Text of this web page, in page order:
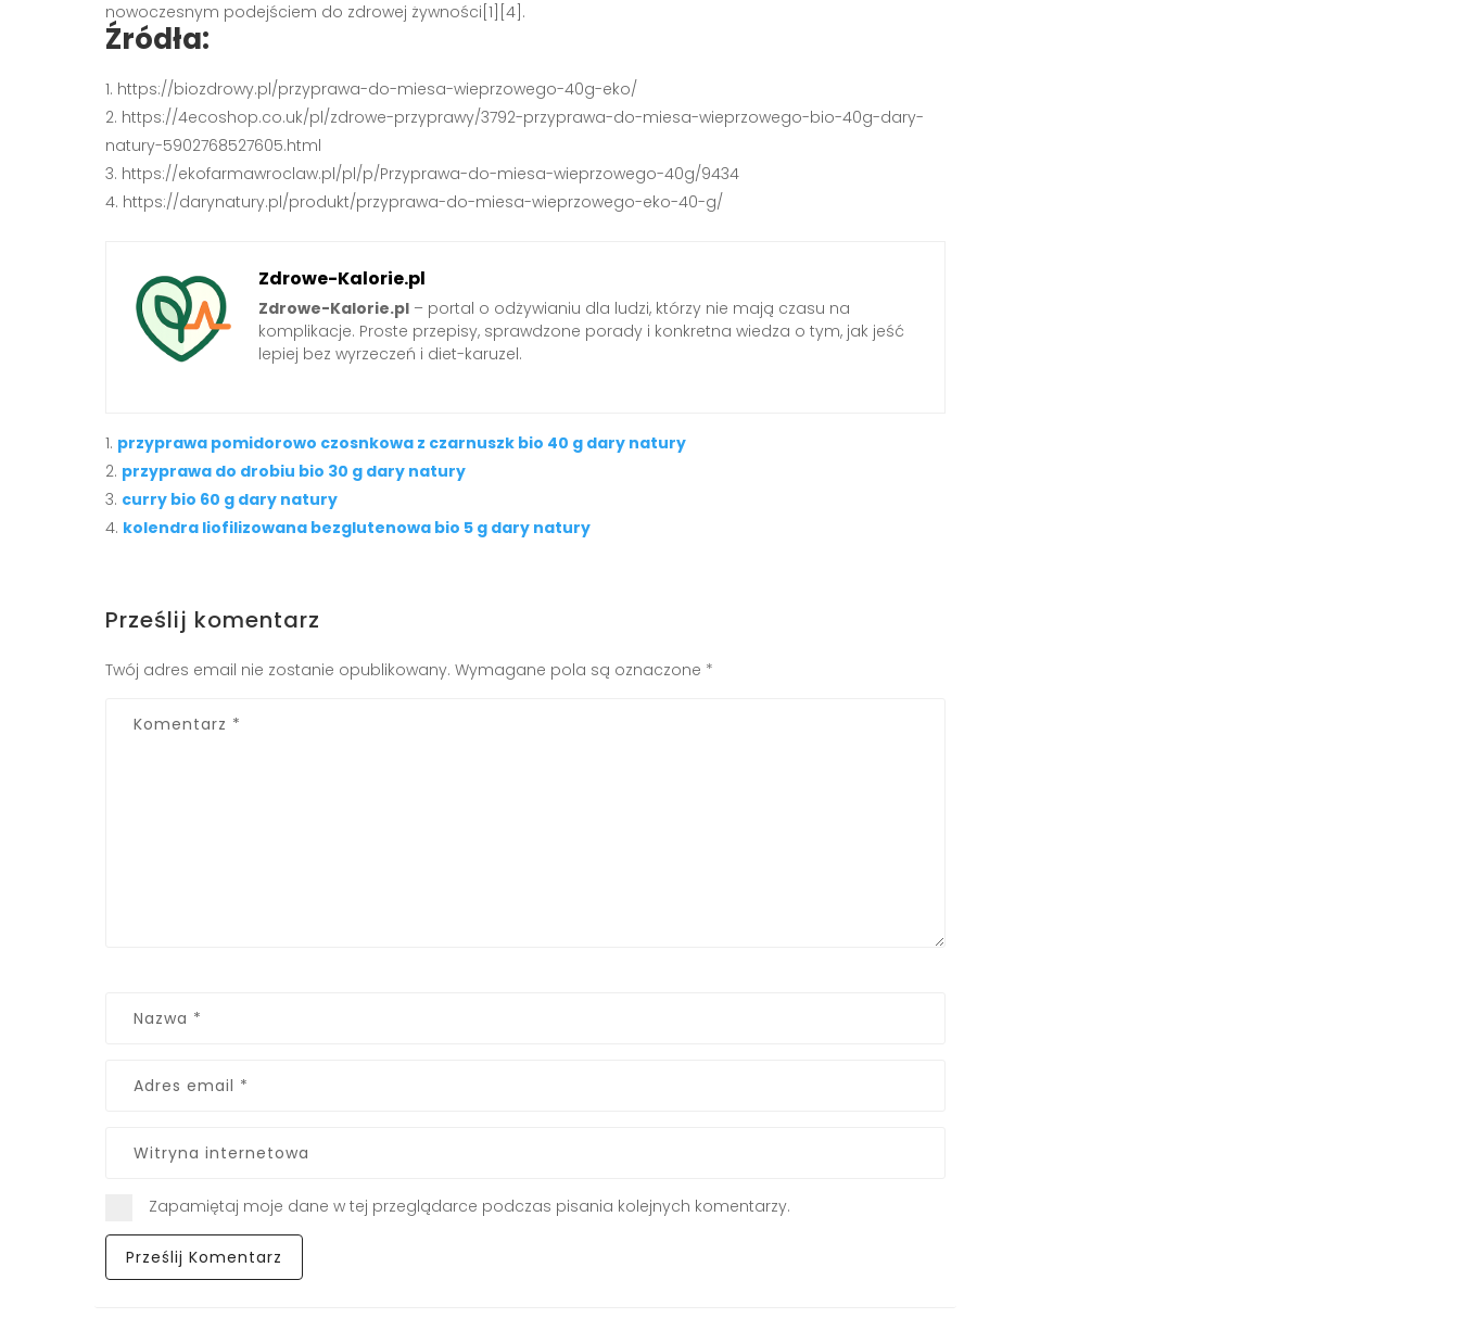
nowoczesnym podejściem do zdrowej żywności[1][4].
Źródła:
https://biozdrowy.pl/przyprawa-do-miesa-wieprzowego-40g-eko/
https://4ecoshop.co.uk/pl/zdrowe-przyprawy/3792-przyprawa-do-miesa-wieprzowego-bio-40g-dary-
natury-5902768527605.html
https://ekofarmawroclaw.pl/pl/p/Przyprawa-do-miesa-wieprzowego-40g/9434
https://darynatury.pl/produkt/przyprawa-do-miesa-wieprzowego-eko-40-g/
Zdrowe-Kalorie.pl
Zdrowe-Kalorie.pl – portal o odżywianiu dla ludzi, którzy nie mają czasu na
komplikacje. Proste przepisy, sprawdzone porady i konkretna wiedza o tym, jak jeść
lepiej bez wyrzeczeń i diet-karuzel.
przyprawa pomidorowo czosnkowa z czarnuszk bio 40 g dary natury
przyprawa do drobiu bio 30 g dary natury
curry bio 60 g dary natury
kolendra liofilizowana bezglutenowa bio 5 g dary natury
Prześlij komentarz
Twój adres email nie zostanie opublikowany. Wymagane pola są oznaczone *
Zapamiętaj moje dane w tej przeglądarce podczas pisania kolejnych komentarzy.